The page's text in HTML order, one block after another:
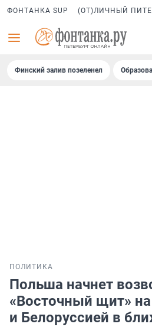
ФОНТАНКА SUP (ОТ)ЛИЧНЫЙ
Финский залив позеленел
ПОЛИТИКА
Польша начнет
«Восточный щит»
и Белоруссией в